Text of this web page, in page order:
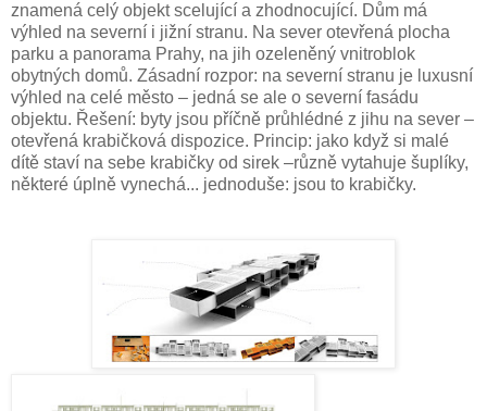
znamená celý objekt scelující a zhodnocující. Dům má
výhled na severní i jižní stranu. Na sever otevřená plocha
parku a panorama Prahy, na jih ozeleněný vnitroblok
obytných domů. Zásadní rozpor: na severní stranu je luxusní
výhled na celé město – jedná se ale o severní fasádu
objektu. Řešení: byty jsou příčně průhlédné z jihu na sever –
otevřená krabičková dispozice. Princip: jako když si malé
dítě staví na sebe krabičky od sirek –různě vytahuje šuplíky,
některé úplně vynechá... jednoduše: jsou to krabičky.